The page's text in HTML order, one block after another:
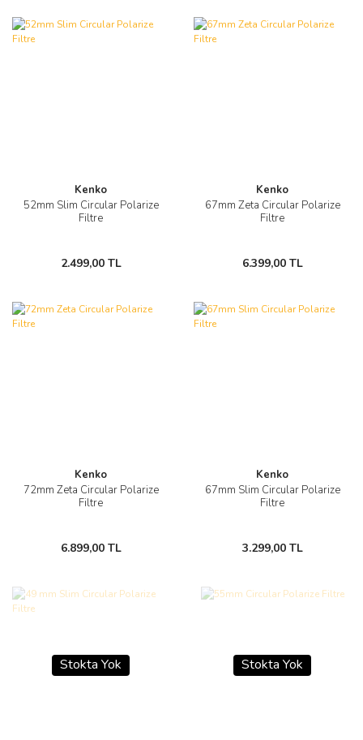
Kenko
52mm Slim Circular Polarize
Filtre
2.499,00 TL
Kenko
67mm Zeta Circular Polarize
Filtre
6.399,00 TL
Kenko
72mm Zeta Circular Polarize
Filtre
6.899,00 TL
Kenko
67mm Slim Circular Polarize
Filtre
3.299,00 TL
Stokta Yok Stokta Yok